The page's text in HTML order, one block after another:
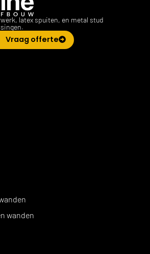
latex spuiten, en metal stud
Vraag offerte
wanden